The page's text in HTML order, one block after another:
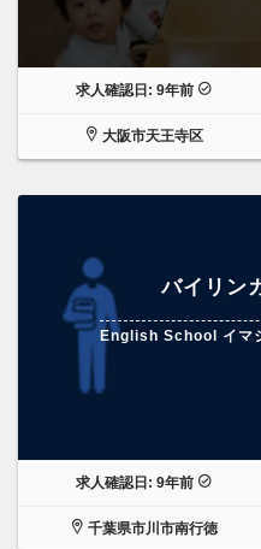
求人確認日: 9年前
大阪市天王寺区
バイリン
English School イマ
求人確認日: 9年前
千葉県市川市南行徳